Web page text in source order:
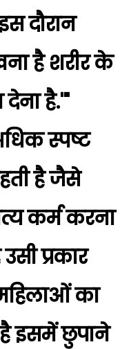
दौरान
है शरीर के
है.'"
स्पष्ट
है जैसे
कर्म करना
प्रकार
का
इसमें छुपाने